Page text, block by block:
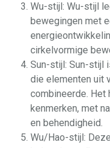
Wu-stijl: Wu-stijl
bewegingen met
cirkelvormige
Sun-stijl: Sun-stijl
die elementen uit
combineerde.
kenmerken, met
en behendigheid.
Wu/Hao-stijl: